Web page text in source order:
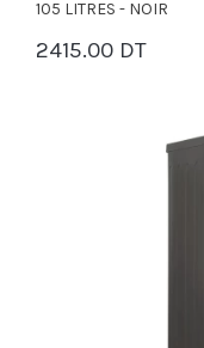
105 LITRES - NOIR
2415.00 DT
PANIER